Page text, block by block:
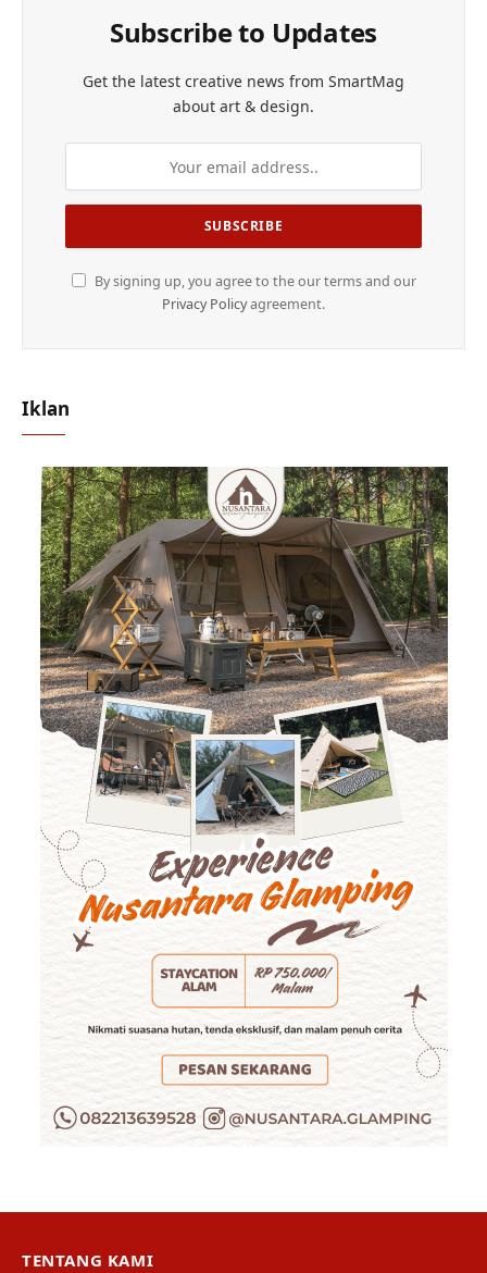
Subscribe to Updates
Get the latest creative news from SmartMag
about art & design.
By signing up, you agree to the our terms and our
Privacy Policyagreement.
Iklan
TENTANG KAMI